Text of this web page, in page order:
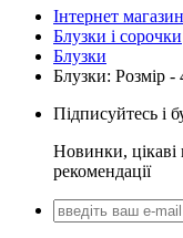
Інтернет
Блузки і сорочки
Блузки
Блузки: Розмір
Підписуйтесь і
Новинки, цікаві
рекомендації